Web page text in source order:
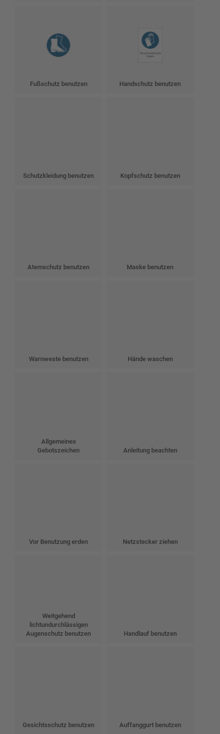
Fußschutz benutzen Handschutz benutzen
Schutzkleidung benutzen Kopfschutz benutzen
Atemschutz benutzen Maske benutzen
Warnweste benutzen Hände waschen
Allgemeines
Gebotszeichen
Anleitung beachten
Vor Benutzung erden Netzstecker ziehen
Weitgehend
lichtundurchlässigen
Augenschutz benutzen
Handlauf benutzen
Gesichtsschutz benutzen Auffanggurt benutzen